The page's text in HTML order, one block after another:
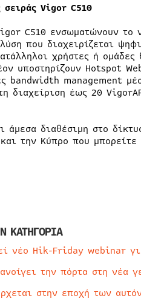
σειράς Vigor C510
C510 ενσωματώνουν το
που διαχειρίζεται
χρήστες ή
υποστηρίζουν Hotspot
bandwidth
έως 20
άμεσα διαθέσιμη στο
την Κύπρο που μπορείτε
ΚΑΤΗΓΟΡΙΑ
νέο Hik-Friday webinar
την πόρτα στη νέα
στην εποχή των